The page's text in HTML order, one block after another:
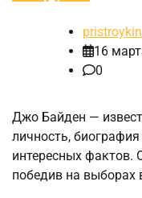
pristroykin_
16
0
Джо Байден —
личность,
интересных фактов.
победив на выборах